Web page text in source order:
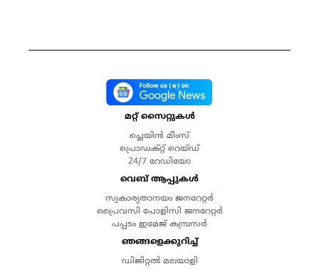
മറ്റ് സൈറ്റുകൾ
പ്ലെയിൻ മീംസ്
പ്രൊഡക്റ്റ് റെയ്ഡ്
24/7 റേഡിയോ
വെബ് ആപ്പുകൾ
സ്വകാര്യതാനയം ജനറേറ്റർ
പ്രൈവസി പോളിസി ജനറേറ്റർ
പപ്പടം ഇമേജ് കമ്പ്രസർ
ഞങ്ങളെക്കുറിച്ച്
ഡിജിറ്റൽ മലയാളി